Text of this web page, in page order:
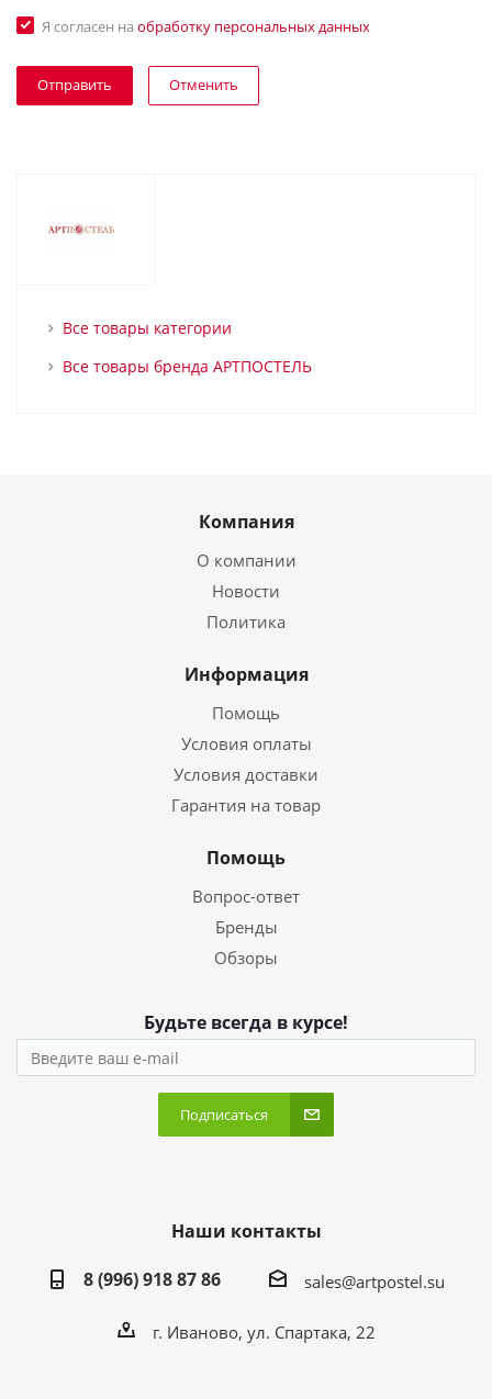
Я согласен на обработку персональных данных
Отменить
Все товары категории
Все товары бренда АРТПОСТЕЛЬ
Компания
О компании
Новости
Политика
Информация
Помощь
Условия оплаты
Условия доставки
Гарантия на товар
Помощь
Вопрос-ответ
Бренды
Обзоры
Будьте всегда в курсе!
Подписаться
Наши контакты
8 (996) 918 87 86
sales@artpostel.su
г. Иваново, ул. Спартака, 22